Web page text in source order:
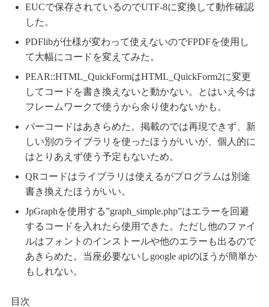
EUCで保存されているのでUTF-8に変換して動作確認
した。
PDFlibが仕様が変わって使えないのでFPDFを使用し
て大幅にコードを変えてみた。
PEAR::HTML_QuickFormはHTML_QuickForm2に変更
してコードを書き換えないと動かない。とはいえ今は
フレームワークで使うから余り使わないかも。
バーコードはあきらめた。掲載のでは再現できず、新
しい別のライブラリを使ったほうがいいが、個人的に
はとりあえず使う予定もないため。
QRコードはライブラリは使えるがプログラムは別途
書き換えたほうがいい。
JpGraphを使用する”graph_simple.php”はエラーを回避
するコードを入れたら使用できた。ただし他のファイ
ルはフォントのインストールや他のエラーも出るので
あきらめた。当座必要ないしgoogle apiのほうが簡単か
もしれない。
目次